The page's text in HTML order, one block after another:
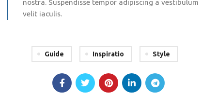
nostra. Suspendisse tempor adipiscing a vestibulum
velit iaculis.
Guide Inspiratio Style